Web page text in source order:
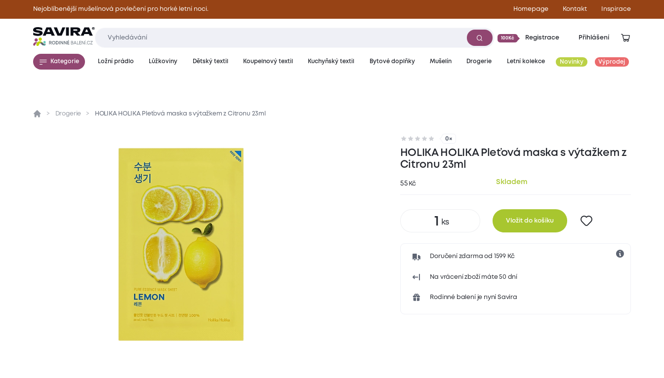
Nejoblíbenější mušelínová povlečení pro horké letní noci. Homepage Kontakt Inspirace
100Kč Registrace Přihlášení
Kategorie Ložní prádlo Lůžkoviny Dětský textil Koupelnový textil Kuchyňský textil Bytové doplňky Mušelín Drogerie Letní kolekce Novinky Výprodej
Přehled Parametry Popis produktu Hodnocení
Drogerie HOLIKA HOLIKA Pleťová maska s výtažkem z Citronu 23ml
0×
HOLIKA HOLIKA Pleťová maska s výtažkem z
Citronu 23ml
55 Kč Skladem
Vložit do košíku
Doručení zdarma od 1599 Kč
Na vrácení zboží máte 50 dní
Rodinné balení je nyní Savira